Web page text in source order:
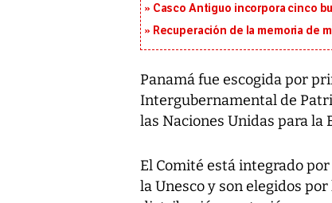
Casco Antiguo incorpora cinco
Recuperación de la memoria de
Panamá fue escogida por
Intergubernamental de
las Naciones Unidas para la
El Comité está integrado
la Unesco y son elegidos